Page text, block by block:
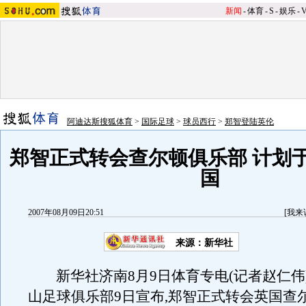
新闻 -体育-S -娱乐-
阿迪达斯搜狐体育 > 国际足球 > 球员西行 > 郑智登陆英伦
郑智正式转会查尔顿俱乐部 计划
国
2007年08月09日20:51 [我来
来源：新华社
新华社济南8月9日体育专电(记者赵仁伟
山足球俱乐部9日宣布,郑智正式转会英国查